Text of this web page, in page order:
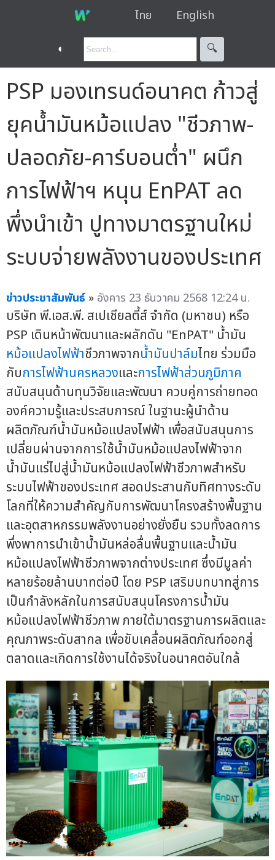
ไทย English
◐ 🔍︎
PSP มองเทรนด์อนาคต ก้าวสู่
ยุคน้ำมันหม้อแปลง "ชีวภาพ-
ปลอดภัย-คาร์บอนต่ำ" ผนึก
การไฟฟ้าฯ หนุน EnPAT ลด
พึ่งนำเข้า ปูทางมาตรฐานใหม่
ระบบจ่ายพลังงานของประเทศ
ข่าวประชาสัมพันธ์ » อังคาร 23 ธันวาคม 2568 12:24 น.
บริษัท พี.เอส.พี. สเปเชียลตี้ส์ จำกัด (มหาชน) หรือ
PSP เดินหน้าพัฒนาและผลักดัน "EnPAT" น้ำมัน
หม้อแปลงไฟฟ้าชีวภาพจากน้ำมันปาล์มไทย ร่วมมือ
กับการไฟฟ้านครหลวงและการไฟฟ้าส่วนภูมิภาค
สนับสนุนด้านทุนวิจัยและพัฒนา ควบคู่การถ่ายทอด
องค์ความรู้และประสบการณ์ ในฐานะผู้นำด้าน
ผลิตภัณฑ์น้ำมันหม้อแปลงไฟฟ้า เพื่อสนับสนุนการ
เปลี่ยนผ่านจากการใช้น้ำมันหม้อแปลงไฟฟ้าจาก
น้ำมันแร่ไปสู่น้ำมันหม้อแปลงไฟฟ้าชีวภาพสำหรับ
ระบบไฟฟ้าของประเทศ สอดประสานกับทิศทางระดับ
โลกที่ให้ความสำคัญกับการพัฒนาโครงสร้างพื้นฐาน
และอุตสาหกรรมพลังงานอย่างยั่งยืน รวมทั้งลดการ
พึ่งพาการนำเข้าน้ำมันหล่อลื่นพื้นฐานและน้ำมัน
หม้อแปลงไฟฟ้าชีวภาพจากต่างประเทศ ซึ่งมีมูลค่า
หลายร้อยล้านบาทต่อปี โดย PSP เสริมบทบาทสู่การ
เป็นกำลังหลักในการสนับสนุนโครงการน้ำมัน
หม้อแปลงไฟฟ้าชีวภาพ ภายใต้มาตรฐานการผลิตและ
คุณภาพระดับสากล เพื่อขับเคลื่อนผลิตภัณฑ์ออกสู่
ตลาดและเกิดการใช้งานได้จริงในอนาคตอันใกล้